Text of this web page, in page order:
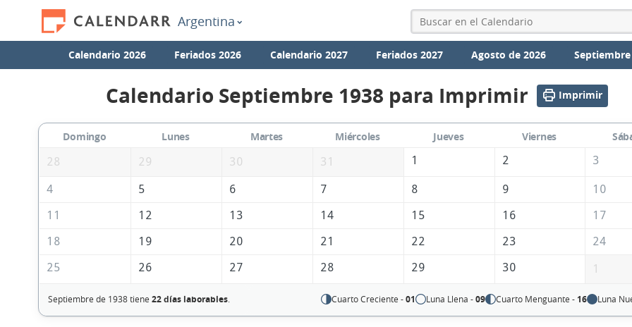
Argentina
Calendario 2026 Feriados 2026 Calendario 2027 Feriados 2027 Agosto de 2026
Calendario Septiembre 1938 para Imprimir Imprimir
Domingo Lunes Martes Miércoles Jueves Viernes
28
29 30 31 1 2 3
4 5 6 7 8 9
10
11
12 13 14 15 16
17
18
19 20 21 22 23
24
25
26 27 28 29 30 1
Septiembre de 1938 tiene 22 días laborables. Cuarto Creciente -01 Luna Llena -09 Cuarto Menguante - 16 Luna